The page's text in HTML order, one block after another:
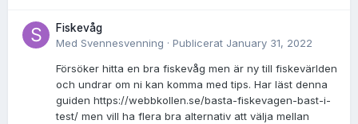
Fiskevåg
Med Svennesvenning · Publicerat January 31, 2022
Försöker hitta en bra fiskevåg men är ny till fiskevärlden
och undrar om ni kan komma med tips. Har läst denna
guiden https://webbkollen.se/basta-fiskevagen-bast-i-
test/ men vill ha flera bra alternativ att välja mellan